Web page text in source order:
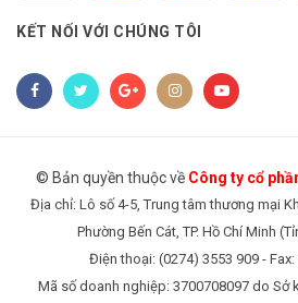
KẾT NỐI VỚI CHÚNG TÔI
© Bản quyền thuộc về Công ty cổ
Địa chỉ: Lô số 4-5, Trung tâm thương mại
Phường Bến Cát, TP. Hồ Chí Minh
Điện thoại: (0274) 3553 909 -
Mã số doanh nghiệp: 3700708097 do Sở